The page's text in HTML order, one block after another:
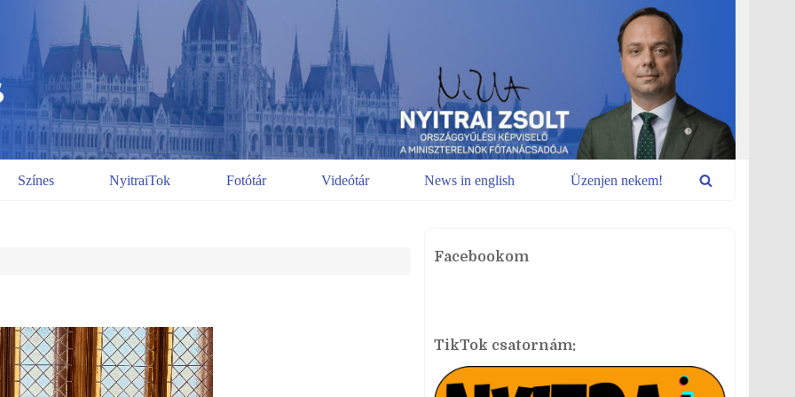
Színes NyitraiTok Fotótár Videótár News in english Üzenjen nekem!
Facebookom
TikTok csatornám: